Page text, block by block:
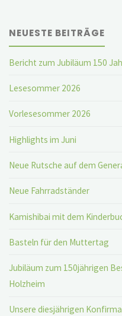
NEUESTE BEITRÄGE
Bericht zum Jubiläum 150
Lesesommer 2026
Vorlesesommer 2026
Highlights im Juni
Neue Rutsche auf dem
Neue Fahrradständer
Kamishibai mit dem
Basteln für den Muttertag
Jubiläum zum 150jährigen
Holzheim
Unsere diesjährigen